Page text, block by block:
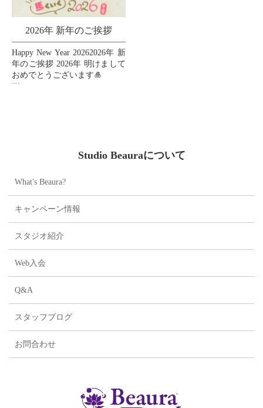
2026年 新年のご挨拶
Happy New Year 20262026年 新
年のご挨拶 2026年 明けまして
おめでとうございます🎍
Studio Beauraについて
What's Beaura?
キャンペーン情報
スタジオ紹介
Web入会
Q&A
スタッフブログ
お問合わせ